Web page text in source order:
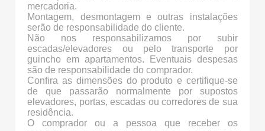
mercadoria.
Montagem, desmontagem e outras instalações
serão de responsabilidade do cliente.
Não nos responsabilizamos por subir
escadas/elevadores ou pelo transporte por
guincho em apartamentos. Eventuais despesas
são de responsabilidade do comprador.
Confira as dimensões do produto e certifique-se
de que passarão normalmente por supostos
elevadores, portas, escadas ou corredores de sua
residência.
O comprador ou a pessoa que receber os